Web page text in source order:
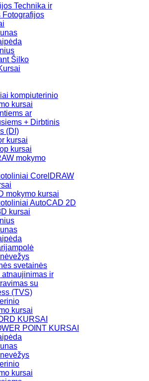
Technika ir
Fotografijos
Šilko
kompiuterinio
kursai
ar
+ Dirbtinis
(DI)
kursai
kursai
mokymo
CorelDRAW
mokymo kursai
AutoCAD 2D
kursai
svetainės
atnaujinimas ir
su
(TVS)
kursai
KURSAI
POINT KURSAI
kursai